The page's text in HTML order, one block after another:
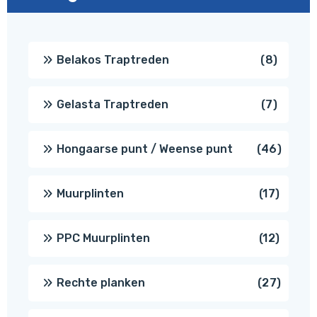
Belakos Traptreden 88
Gelasta Traptreden 77
Hongaarse punt / Weense punt 4646
Muurplinten 1717
PPC Muurplinten 1212
Rechte planken 2727